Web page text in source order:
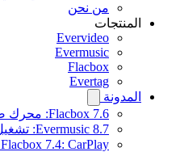
من نحن
المنتجات
Evervideo
Evermusic
Flacbox
Evertag
المدونة
Flacbox 7.6: محرك صوت BASS جديد ومؤثرات ومعالج DSP ومصوّر موسيقي حي
Evermusic 8.7: تشغيل بلا فواصل حقيقي، ومؤثرات صوتية، وتسوية مستوى الصوت، ومكافئ صوتي مُعاد تصميمه
Flacbox 7.4: CarPlay معاد بناؤه، Plex، Jellyfin، Subsonic، SFTP لصوت Hi-Res